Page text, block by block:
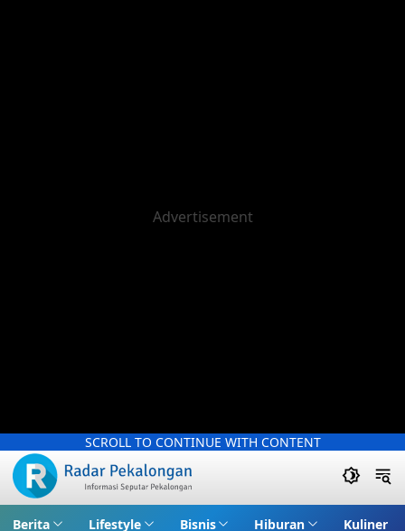
SCROLL TO CONTINUE WITH CONTENT
Berita Lifestyle Bisnis Hiburan Kuliner